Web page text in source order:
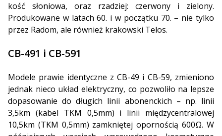
kość słoniowa, oraz rzadziej: czerwony i zielony.
Produkowane w latach 60. i w początku 70. – nie tylko
przez Radom, ale również krakowski Telos.
CB-491 i CB-591
Modele prawie identyczne z CB-49 i CB-59, zmieniono
jednak nieco układ elektryczny, co pozwoliło na lepsze
dopasowanie do długich linii abonenckich – np. linii
3,5km (kabel TKM 0,5mm) i linii międzycentralowej
10,5km (TKM 0,5mm) zamkniętej opornością 600Ω. W